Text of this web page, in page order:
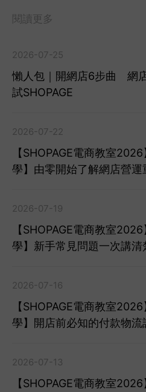
閱讀更多
2026-07-25
懶人包｜開網店6步曲 網
試SHOPAGE
2026-07-22
【SHOPAGE電商教室
學】由零開始了解網店營運
2026-07-19
【SHOPAGE電商教室
學】新手常見問題一次講清
2026-07-16
【SHOPAGE電商教室
學】開店前必知的付款物流
2026-07-13
【SHOPAGE電商教室